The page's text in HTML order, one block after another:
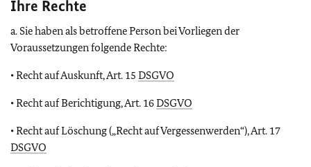
Ihre Rechte
a. Sie haben als betroffene Person bei Vorliegen der
Voraussetzungen folgende Rechte:
• Recht auf Auskunft, Art. 15 DSGVO
• Recht auf Berichtigung, Art. 16DSGVO
• Recht auf Löschung („Recht auf Vergessenwerden“), Art. 17
DSGVO